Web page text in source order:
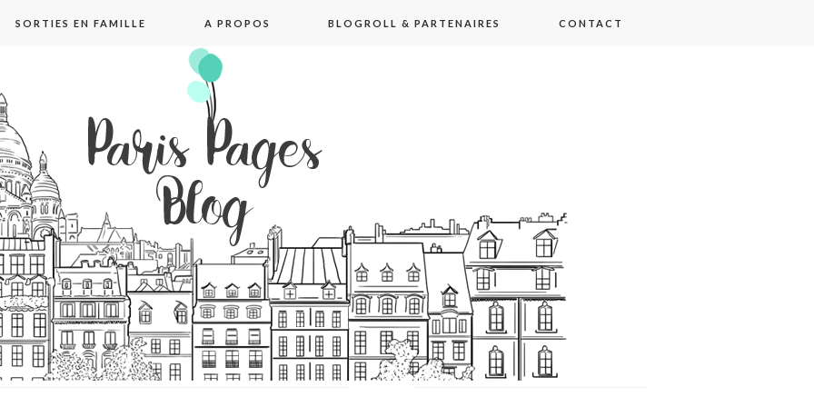
SORTIES EN FAMILLE A PROPOS BLOGROLL & PARTENAIRES CONTACT
blog